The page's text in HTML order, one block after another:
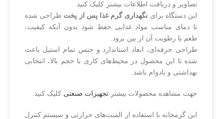
برای بهینه‌سازی فضای کاری خود از
این دستگاه استفاده کنند.
تصاویر و دریافت اطلاعات بیشتر کلیک کنید
این دستگاه برای نگهداری گرم غذا پس از پخت طراحی شده
تا دمای مناسب مواد غذایی حفظ شود بدون آنکه کیفیت،
طعم یا رطوبت آن از بین برود.
طراحی حرفه‌ای، ابعاد استاندارد و جنس تمام استیل باعث
شده تا این محصول در محیط‌های کاری با حجم بالا، انتخابی
بهداشتی و بادوام باشد.
جهت مشاهده محصولات بیشتر تجهیزات صنعتی کلیک کنید.
این گرمخانه با استفاده از المنت‌های حرارتی و سیستم کنترل